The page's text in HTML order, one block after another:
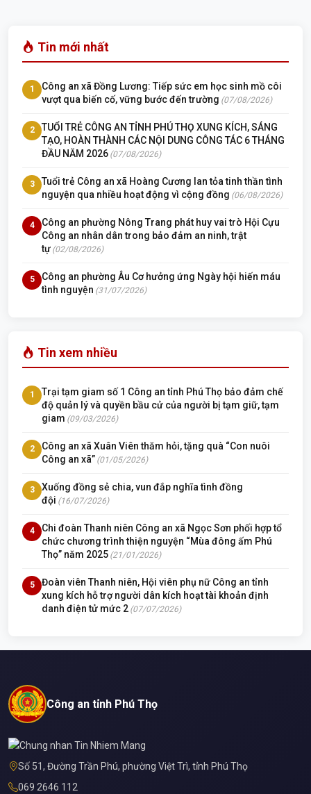
Tin mới nhất
1
Công an xã Đồng Lương: Tiếp sức em học sinh mồ côi
vượt qua biến cố, vững bước đến trường (07/08/2026)
2
TUỔI TRẺ CÔNG AN TỈNH PHÚ THỌ XUNG KÍCH, SÁNG
TẠO, HOÀN THÀNH CÁC NỘI DUNG CÔNG TÁC 6 THÁNG
ĐẦU NĂM 2026 (07/08/2026)
3
Tuổi trẻ Công an xã Hoàng Cương lan tỏa tinh thần tình
nguyện qua nhiều hoạt động vì cộng đồng (06/08/2026)
4
Công an phường Nông Trang phát huy vai trò Hội Cựu
Công an nhân dân trong bảo đảm an ninh, trật
tự (02/08/2026)
5
Công an phường Âu Cơ hưởng ứng Ngày hội hiến máu
tình nguyện (31/07/2026)
Tin xem nhiều
1
Trại tạm giam số 1 Công an tỉnh Phú Thọ bảo đảm chế
độ quản lý và quyền bầu cử của người bị tạm giữ, tạm
giam (09/03/2026)
2
Công an xã Xuân Viên thăm hỏi, tặng quà “Con nuôi
Công an xã” (01/05/2026)
3
Xuống đồng sẻ chia, vun đắp nghĩa tình đồng
đội (16/07/2026)
4
Chi đoàn Thanh niên Công an xã Ngọc Sơn phối hợp tổ
chức chương trình thiện nguyện “Mùa đông ấm Phú
Thọ” năm 2025 (21/01/2026)
5
Đoàn viên Thanh niên, Hội viên phụ nữ Công an tỉnh
xung kích hỗ trợ người dân kích hoạt tài khoản định
danh điện tử mức 2 (07/07/2026)
Công an tỉnh Phú Thọ
Số 51, Đường Trần Phú, phường Việt Trì, tỉnh Phú Thọ
069 2646 112